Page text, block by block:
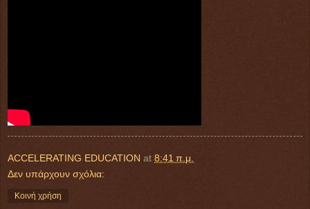
ACCELERATING EDUCATION at 8:41 π.μ.
Δεν υπάρχουν σχόλια:
Κοινή χρήση